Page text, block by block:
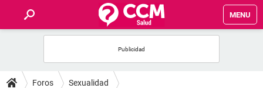
MENU
FOROS
Foros Sexualidad